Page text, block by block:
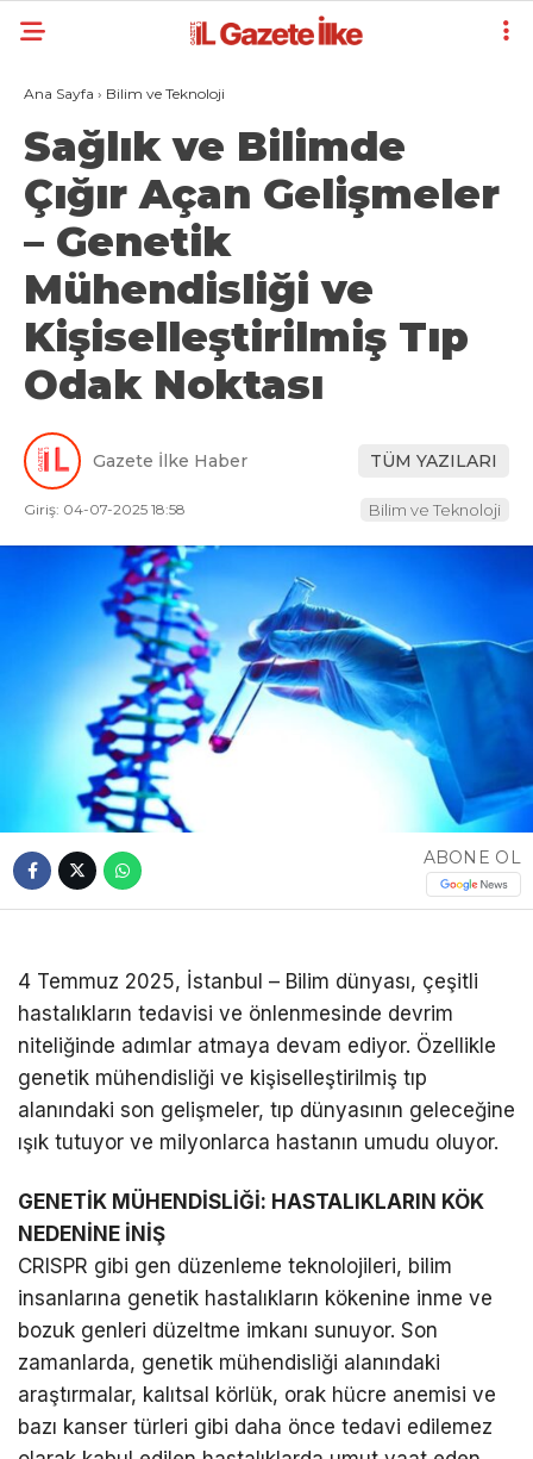
Ana Sayfa › Bilim ve Teknoloji
Sağlık ve Bilimde
Çığır Açan Gelişmeler
– Genetik
Mühendisliği ve
Kişiselleştirilmiş Tıp
Odak Noktası
Gazete İlke Haber TÜM YAZILARI
Giriş: 04-07-2025 18:58 Bilim ve Teknoloji
ABONE OL
4 Temmuz 2025, İstanbul – Bilim dünyası, çeşitli
hastalıkların tedavisi ve önlenmesinde devrim
niteliğinde adımlar atmaya devam ediyor. Özellikle
genetik mühendisliği ve kişiselleştirilmiş tıp
alanındaki son gelişmeler, tıp dünyasının geleceğine
ışık tutuyor ve milyonlarca hastanın umudu oluyor.
GENETİK MÜHENDİSLİĞİ: HASTALIKLARIN KÖK
NEDENİNE İNİŞ
CRISPR gibi gen düzenleme teknolojileri, bilim
insanlarına genetik hastalıkların kökenine inme ve
bozuk genleri düzeltme imkanı sunuyor. Son
zamanlarda, genetik mühendisliği alanındaki
araştırmalar, kalıtsal körlük, orak hücre anemisi ve
bazı kanser türleri gibi daha önce tedavi edilemez